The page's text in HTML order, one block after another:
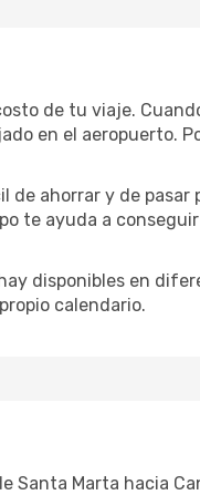
de tu viaje.
en el aeropuerto.
ahorrar y de pasar
te ayuda a
disponibles en
calendario.
Marta hacia